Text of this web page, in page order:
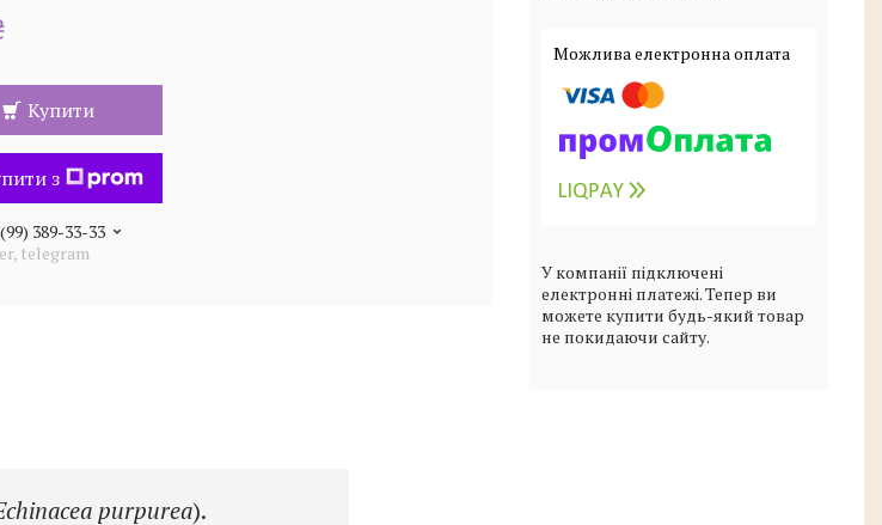
Купити
з
389-33-33
telegram
У компанії підключені
електронні платежі. Тепер ви
можете купити будь-який товар
не покидаючи сайту.
purpurea).